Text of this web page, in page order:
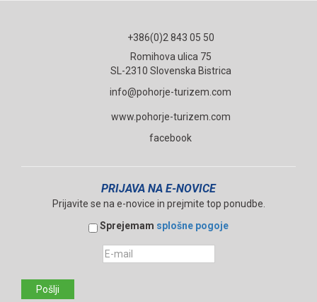
+386(0)2 843 05 50
Romihova ulica 75
SL-2310 Slovenska Bistrica
info@pohorje-turizem.com
www.pohorje-turizem.com
facebook
PRIJAVA NA E-NOVICE
Prijavite se na e-novice in prejmite top ponudbe.
Sprejemam splošne pogoje
Pošlji